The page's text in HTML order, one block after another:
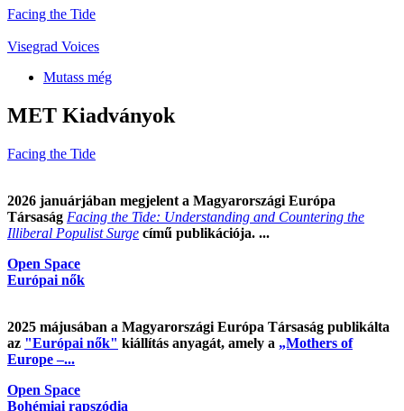
Facing the Tide
Visegrad Voices
Mutass még
MET Kiadványok
Facing the Tide
2026 januárjában megjelent a Magyarországi Európa
Társaság Facing the Tide: Understanding and Countering the
Illiberal Populist Surge című publikációja. ...
Open Space
Európai nők
2025 májusában a Magyarországi Európa Társaság publikálta
az "Európai nők" kiállítás anyagát, amely a „Mothers of
Europe –...
Open Space
Bohémiai rapszódia